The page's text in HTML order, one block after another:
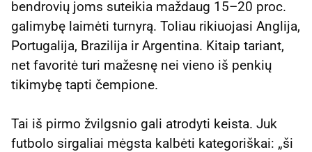
bendrovių joms suteikia maždaug 15–20 proc.
galimybę laimėti turnyrą. Toliau rikiuojasi Anglija,
Portugalija, Brazilija ir Argentina. Kitaip tariant,
net favoritė turi mažesnę nei vieno iš penkių
tikimybę tapti čempione.
Tai iš pirmo žvilgsnio gali atrodyti keista. Juk
futbolo sirgaliai mėgsta kalbėti kategoriškai: „ši